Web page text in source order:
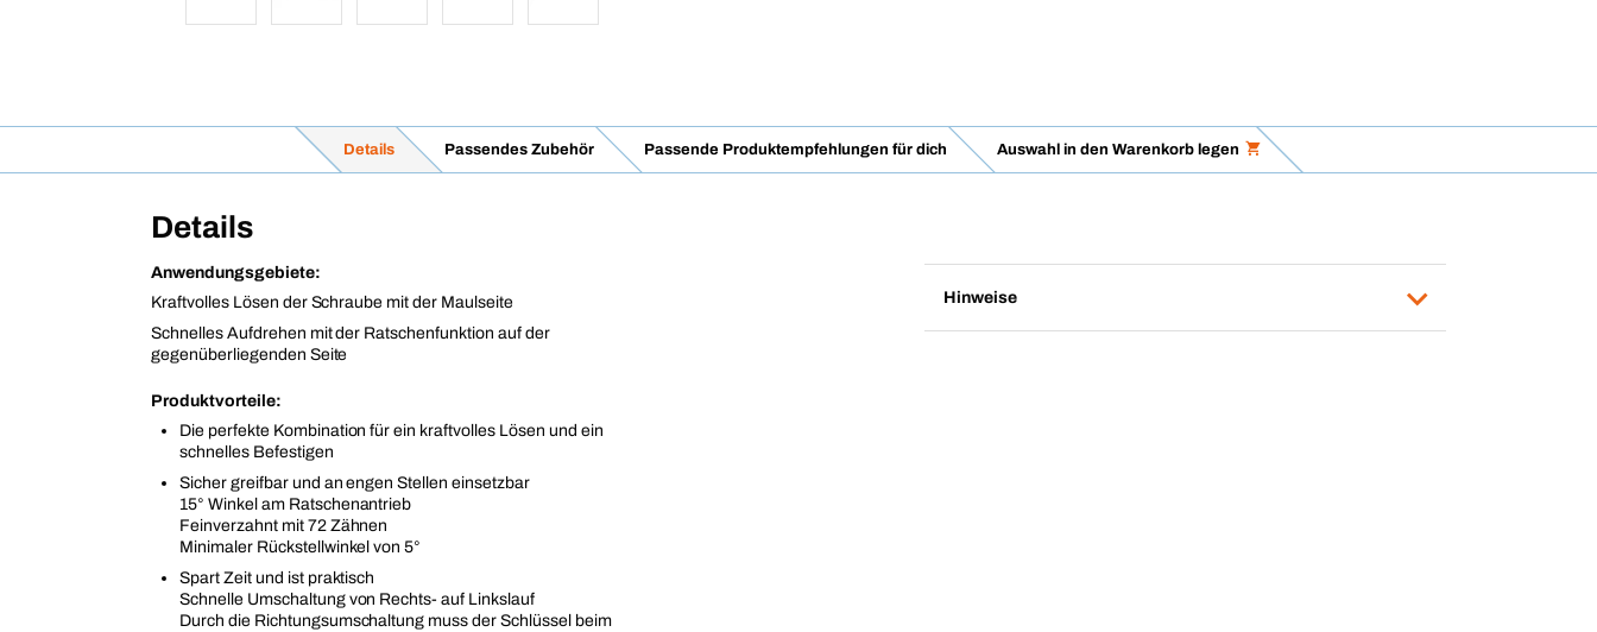
Details Passendes Zubehör Passende Produktempfehlungen für dich Auswahl in den Warenkorb legen
Details
Anwendungsgebiete:
Kraftvolles Lösen der Schraube mit der Maulseite
Schnelles Aufdrehen mit der Ratschenfunktion auf der
gegenüberliegenden Seite
Produktvorteile:
Die perfekte Kombination für ein kraftvolles Lösen und ein
schnelles Befestigen
Sicher greifbar und an engen Stellen einsetzbar
15° Winkel am Ratschenantrieb
Feinverzahnt mit 72 Zähnen
Minimaler Rückstellwinkel von 5°
Spart Zeit und ist praktisch
Schnelle Umschaltung von Rechts- auf Linkslauf
Durch die Richtungsumschaltung muss der Schlüssel beim
Hinweise